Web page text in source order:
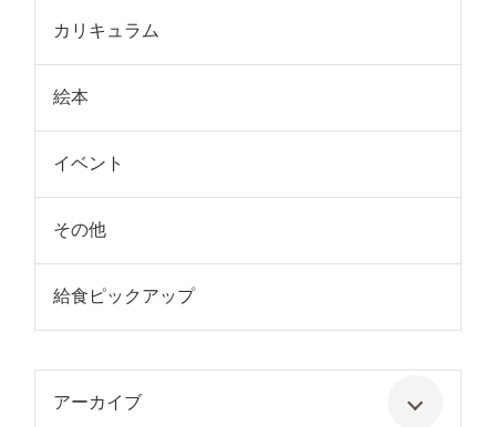
カリキュラム
絵本
イベント
その他
給食ピックアップ
アーカイブ